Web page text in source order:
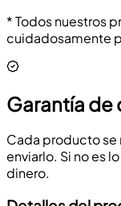
* Todos nuestros
cuidadosamente
Garantía de
Cada producto se
enviarlo. Si no es
dinero.